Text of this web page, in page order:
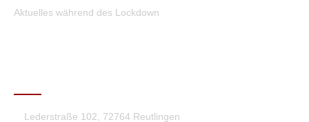
Aktuelles während des Lockdown
Lederstraße 102, 72764 Reutlingen